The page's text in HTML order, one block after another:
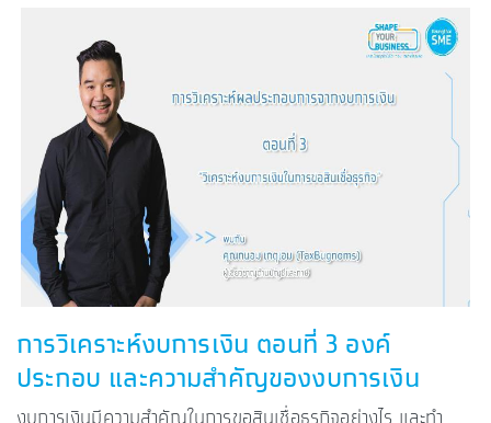
การวิเคราะห์งบการเงิน ตอนที่ 3 องค์
ประกอบ และความสำคัญของงบการเงิน